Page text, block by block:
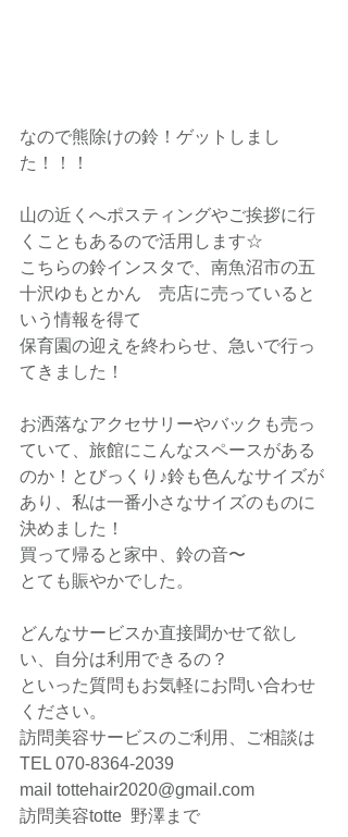
なので熊除けの鈴！ゲットしまし
た！！！
山の近くへポスティングやご挨拶に行
くこともあるので活用します☆
こちらの鈴インスタで、南魚沼市の五
十沢ゆもとかん　売店に売っていると
いう情報を得て
保育園の迎えを終わらせ、急いで行っ
てきました！
お洒落なアクセサリーやバックも売っ
ていて、旅館にこんなスペースがある
のか！とびっくり♪鈴も色んなサイズが
あり、私は一番小さなサイズのものに
決めました！
買って帰ると家中、鈴の音〜
とても賑やかでした。
どんなサービスか直接聞かせて欲し
い、自分は利用できるの？
といった質問もお気軽にお問い合わせ
ください。
訪問美容サービスのご利用、ご相談は
TEL 070-8364-2039
mail tottehair2020@gmail.com
訪問美容totte  野澤まで